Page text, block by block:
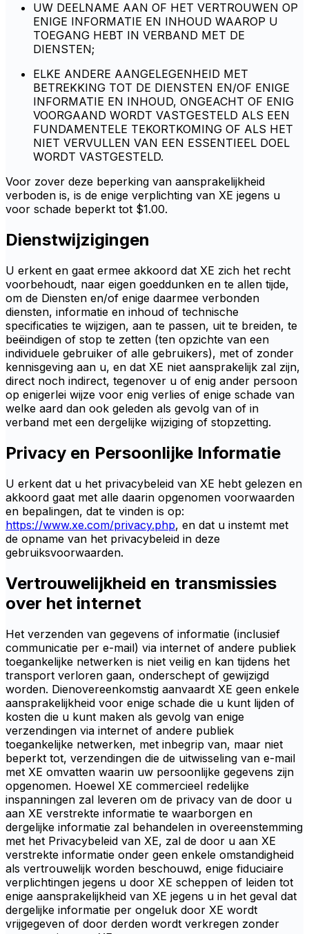
UW DEELNAME AAN OF HET VERTROUWEN OP
ENIGE INFORMATIE EN INHOUD WAAROP U
TOEGANG HEBT IN VERBAND MET DE
DIENSTEN;
ELKE ANDERE AANGELEGENHEID MET
BETREKKING TOT DE DIENSTEN EN/OF ENIGE
INFORMATIE EN INHOUD, ONGEACHT OF ENIG
VOORGAAND WORDT VASTGESTELD ALS EEN
FUNDAMENTELE TEKORTKOMING OF ALS HET
NIET VERVULLEN VAN EEN ESSENTIEEL DOEL
WORDT VASTGESTELD.
Voor zover deze beperking van aansprakelijkheid
verboden is, is de enige verplichting van XE jegens u
voor schade beperkt tot $1.00.
Dienstwijzigingen
U erkent en gaat ermee akkoord dat XE zich het recht
voorbehoudt, naar eigen goeddunken en te allen tijde,
om de Diensten en/of enige daarmee verbonden
diensten, informatie en inhoud of technische
specificaties te wijzigen, aan te passen, uit te breiden, te
beëindigen of stop te zetten (ten opzichte van een
individuele gebruiker of alle gebruikers), met of zonder
kennisgeving aan u, en dat XE niet aansprakelijk zal zijn,
direct noch indirect, tegenover u of enig ander persoon
op enigerlei wijze voor enig verlies of enige schade van
welke aard dan ook geleden als gevolg van of in
verband met een dergelijke wijziging of stopzetting.
Privacy en Persoonlijke Informatie
U erkent dat u het privacybeleid van XE hebt gelezen en
akkoord gaat met alle daarin opgenomen voorwaarden
en bepalingen, dat te vinden is op:
https://www.xe.com/privacy.php, en dat u instemt met
de opname van het privacybeleid in deze
gebruiksvoorwaarden.
Vertrouwelijkheid en transmissies
over het internet
Het verzenden van gegevens of informatie (inclusief
communicatie per e-mail) via internet of andere publiek
toegankelijke netwerken is niet veilig en kan tijdens het
transport verloren gaan, onderschept of gewijzigd
worden. Dienovereenkomstig aanvaardt XE geen enkele
aansprakelijkheid voor enige schade die u kunt lijden of
kosten die u kunt maken als gevolg van enige
verzendingen via internet of andere publiek
toegankelijke netwerken, met inbegrip van, maar niet
beperkt tot, verzendingen die de uitwisseling van e-mail
met XE omvatten waarin uw persoonlijke gegevens zijn
opgenomen. Hoewel XE commercieel redelijke
inspanningen zal leveren om de privacy van de door u
aan XE verstrekte informatie te waarborgen en
dergelijke informatie zal behandelen in overeenstemming
met het Privacybeleid van XE, zal de door u aan XE
verstrekte informatie onder geen enkele omstandigheid
als vertrouwelijk worden beschouwd, enige fiduciaire
verplichtingen jegens u door XE scheppen of leiden tot
enige aansprakelijkheid van XE jegens u in het geval dat
dergelijke informatie per ongeluk door XE wordt
vrijgegeven of door derden wordt verkregen zonder